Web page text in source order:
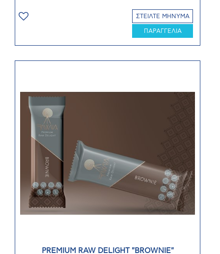
ΣΤΕΙΛΤΕ ΜΗΝΥΜΑ
ΠΑΡΑΓΓΕΛΙΑ
PREMIUM RAW DELIGHT "BROWNIE"